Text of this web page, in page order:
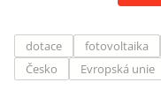
dotace fotovoltaika
Česko
Evropská unie